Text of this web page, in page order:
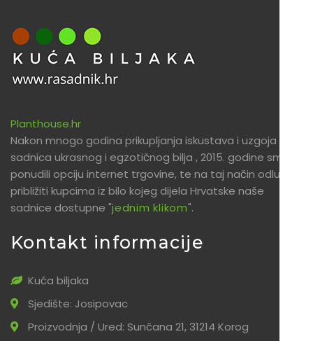
Planthouse.hr
Nakon mnogo godina prikupljanja iskustava i uzgoja
sadnica ukrasnog i egzotičnog bilja , 2015. godine smo
ponudili opciju internet trgovine, te na taj način odlučili
približiti kupcima iz bilo kojeg dijela Hrvatske naše
sadnice dostupne "jednim klikom".
Kontakt informacije
Kuća biljaka
Sjedište: Josipovac
Proizvodnja / Ured: Sunčana 21, 31214 Korog